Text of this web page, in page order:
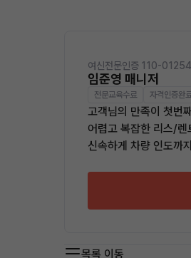
여신전문인증 110-
임준영 매니저
전문교육수료 자격인증완
고객님의 만족이 첫번
어렵고 복잡한 리스/
신속하게 차량 인도까
목록 이동